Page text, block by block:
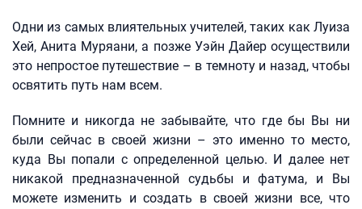
Одни из самых влиятельных учителей, таких как Луиза
Хей, Анита Муряани, а позже Уэйн Дайер осуществили
это непростое путешествие – в темноту и назад, чтобы
освятить путь нам всем.
Помните и никогда не забывайте, что где бы Вы ни
были сейчас в своей жизни – это именно то место,
куда Вы попали с определенной целью. И далее нет
никакой предназначенной судьбы и фатума, и Вы
можете изменить и создать в своей жизни все, что